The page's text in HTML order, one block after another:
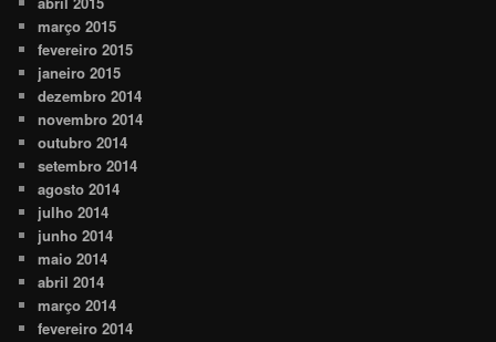
março 2015
fevereiro 2015
janeiro 2015
dezembro 2014
novembro 2014
outubro 2014
setembro 2014
agosto 2014
julho 2014
junho 2014
maio 2014
abril 2014
março 2014
fevereiro 2014